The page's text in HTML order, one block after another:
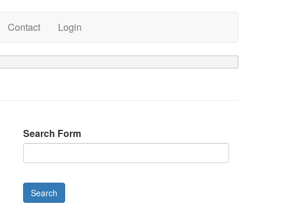
Contact Login
Search Form
Search